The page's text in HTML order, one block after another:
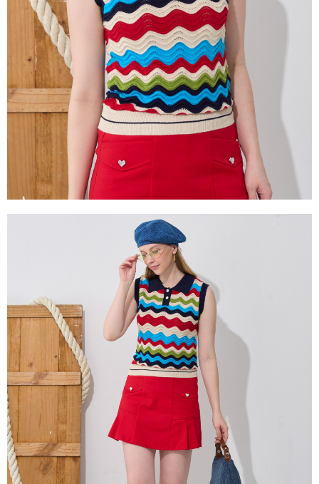
【注意事項】
１．透過由恩沛科技股份有限公司提供之「AFTEE先享後付」服務完成之交
易，需依本服務之必要範圍內提供個人資料，並將交易相關給付款項請求債
權轉讓予恩沛科技股份有限公司。
２．關於個人資料處理事宜，請瀏覽以下網址：
https://aftee.tw/terms/#terms3
３．未成年的使用者請事先徵得法定代理人或監護人之同意方可使用
「AFTEE先享後付」，若未經同意申辦者引起之損失，本公司不負相關責
任。
４．使用「AFTEE先享後付」時，將依據個別帳號之用戶狀況，依本公司即
時審查核予不同之上限額度；若仍有額度不足之情形，本公司將視審查結果
請求用戶進行身份認證。
５．嚴禁一人註冊多個帳號或使用他人資訊註冊。若發現惡意使用之情形，
恩沛科技股份有限公司將有權停止該用戶之使用額度並採取法律行動。